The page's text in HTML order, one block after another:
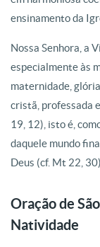
ensinamento da
Nossa Senhora, a
especialmente às
maternidade,
cristã, professada
19, 12), isto é,
daquele mundo
Deus (cf. Mt 22,
Oração de
Natividade